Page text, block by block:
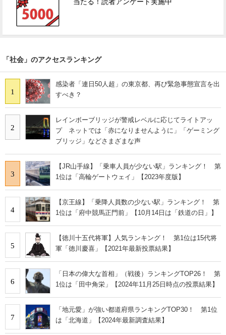
当たる！読者アンケート実施中
「社会」のアクセスランキング
1
感染者「連日50人超」の東京都、再び緊急事態宣言を出
すべき？
2
レインボーブリッジが警戒レベルに応じてライトアッ
プ ネットでは「赤になりませんように」「ゲーミング
ブリッジ」などさまざまな声
3
【JR山手線】「乗車人員が少ない駅」ランキング！ 第
1位は「高輪ゲートウェイ」【2023年度版】
4
【京王線】「乗降人員数の少ない駅」ランキング！ 第
1位は「府中競馬正門前」【10月14日は「鉄道の日」】
5
【徳川十五代将軍】人気ランキング！ 第1位は15代将
軍「徳川慶喜」【2021年最新投票結果】
6
「日本の偉大な首相」（戦後）ランキングTOP26！ 第
1位は「田中角栄」【2024年11月25日時点の投票結果】
7
「地元愛」が強い都道府県ランキングTOP30！ 第1位
は「北海道」【2024年最新調査結果】